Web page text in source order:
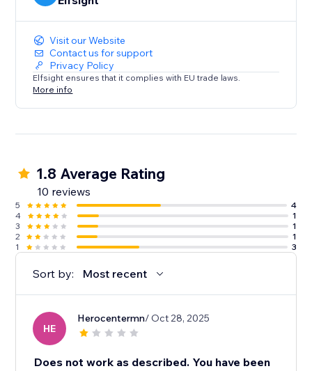
Visit our Website
Contact us for support
Privacy Policy
Elfsight ensures that it complies with EU trade laws.
More info
1.8 Average Rating
10 reviews
5
4
4
1
3
1
2
1
1
3
Sort by: Most recent
HE
Herocentermn/ Oct 28, 2025
Does not work as described. You have been